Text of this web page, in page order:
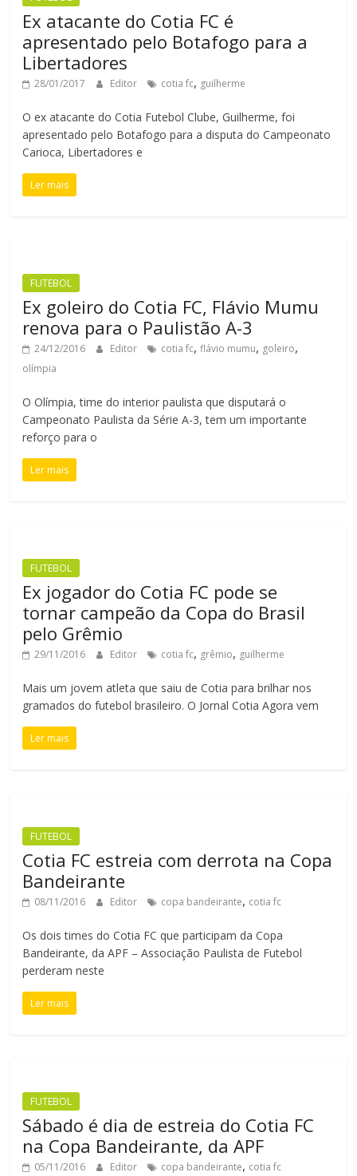
Ex atacante do Cotia FC é
apresentado pelo Botafogo para a
Libertadores
28/01/2017 Editor cotia fc, guilherme
O ex atacante do Cotia Futebol Clube, Guilherme, foi
apresentado pelo Botafogo para a disputa do Campeonato
Carioca, Libertadores e
Ler mais
FUTEBOL
Ex goleiro do Cotia FC, Flávio Mumu
renova para o Paulistão A-3
24/12/2016 Editor cotia fc,flávio mumu, goleiro,
olímpia
O Olímpia, time do interior paulista que disputará o
Campeonato Paulista da Série A-3, tem um importante
reforço para o
Ler mais
FUTEBOL
Ex jogador do Cotia FC pode se
tornar campeão da Copa do Brasil
pelo Grêmio
29/11/2016 Editor cotia fc, grêmio, guilherme
Mais um jovem atleta que saiu de Cotia para brilhar nos
gramados do futebol brasileiro. O Jornal Cotia Agora vem
Ler mais
FUTEBOL
Cotia FC estreia com derrota na Copa
Bandeirante
08/11/2016 Editor copa bandeirante, cotia fc
Os dois times do Cotia FC que participam da Copa
Bandeirante, da APF – Associação Paulista de Futebol
perderam neste
Ler mais
FUTEBOL
Sábado é dia de estreia do Cotia FC
na Copa Bandeirante, da APF
05/11/2016 Editor copa bandeirante, cotia fc